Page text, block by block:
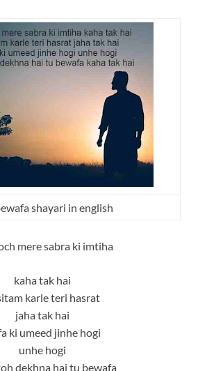
shayari in english
mere sabra ki imtiha
kaha tak hai
karle teri hasrat
jaha tak hai
ki umeed jinhe hogi
unhe hogi
dekhna hai tu bewafa